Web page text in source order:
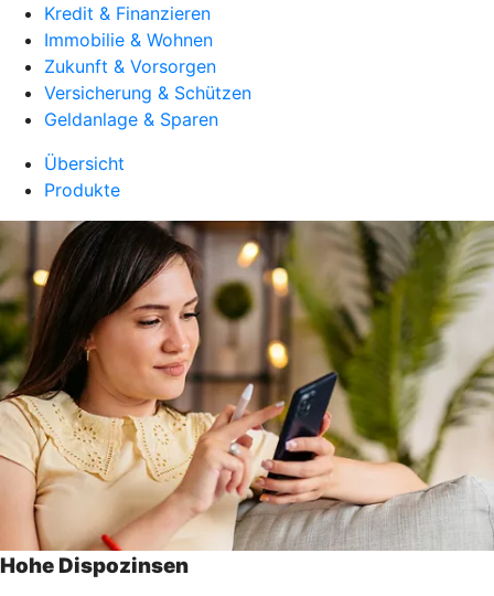
Kredit & Finanzieren
Immobilie & Wohnen
Zukunft & Vorsorgen
Versicherung & Schützen
Geldanlage & Sparen
Übersicht
Produkte
Hohe Dispozinsen